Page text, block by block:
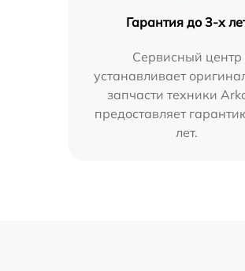
Гарантия до 3-х
Сервисный центр
устанавливает
запчасти техники
предоставляет
лет.